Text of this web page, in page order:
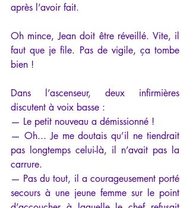
après l’avoir fait.
Oh mince, Jean doit être réveillé. Vite, il
faut que je file. Pas de vigile, ça tombe
bien !
Dans l’ascenseur, deux infirmières
discutent à voix basse :
— Le petit nouveau a démissionné !
— Oh... Je me doutais qu’il ne tiendrait
pas longtemps celui-là, il n’avait pas la
carrure.
— Pas du tout, il a courageusement porté
secours à une jeune femme sur le point